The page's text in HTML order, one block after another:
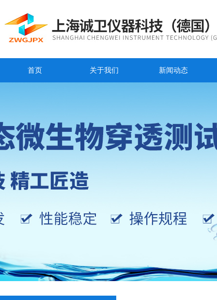
首页 关于我们 新闻动态